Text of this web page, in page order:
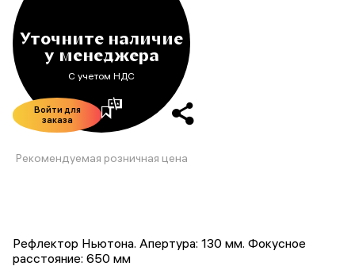
Уточните наличие
у менеджера
С учетом НДС
Войти для
заказа
Рекомендуемая розничная цена
Рефлектор Ньютона. Апертура: 130 мм. Фокусное
расстояние: 650 мм